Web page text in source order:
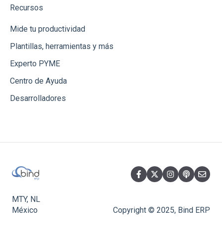
Recursos
Mide tu productividad
Plantillas, herramientas y más
Experto PYME
Centro de Ayuda
Desarrolladores
MTY, NL
México
Copyright © 2025, Bind ERP